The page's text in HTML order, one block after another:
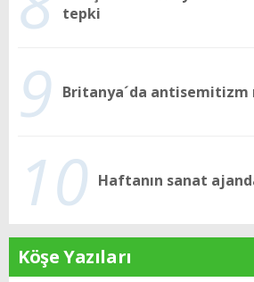
tepki
9 Britanya´da antisemitizm
10 Haftanın sanat
Köşe Yazıları